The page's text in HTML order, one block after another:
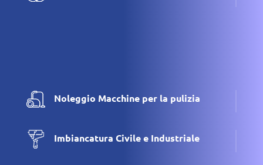
Noleggio Macchine per la pulizia
Imbiancatura Civile e Industriale